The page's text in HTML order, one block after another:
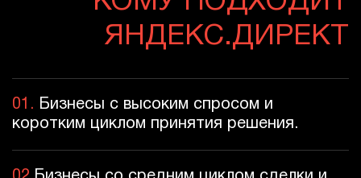
ЯНДЕКС.ДИРЕКТ
01. Бизнесы с высоким спросом и
коротким циклом принятия решения.